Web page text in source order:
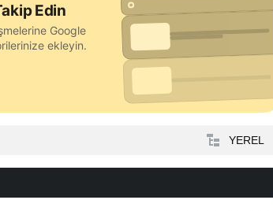
Edin
Google
ekleyin.
YEREL